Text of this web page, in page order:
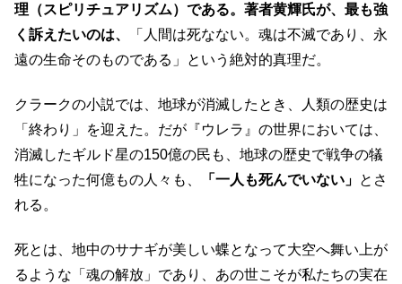
理（スピリチュアリズム）である。著者黄輝氏が、最も強
く訴えたいのは、
「人間は死なない。魂は不滅であり、永
遠の生命そのものである」という絶対的真理だ。
クラークの小説では、地球が消滅したとき、人類の歴史は
「終わり」を迎えた。だが『ウレラ』の世界においては、
消滅したギルド星の150億の民も、地球の歴史で戦争の犠
牲になった何億もの人々も、
「一人も死んでいない」 とさ
れる。
死とは、地中のサナギが美しい蝶となって大空へ舞い上が
るような「魂の解放」であり、あの世こそが私たちの実在